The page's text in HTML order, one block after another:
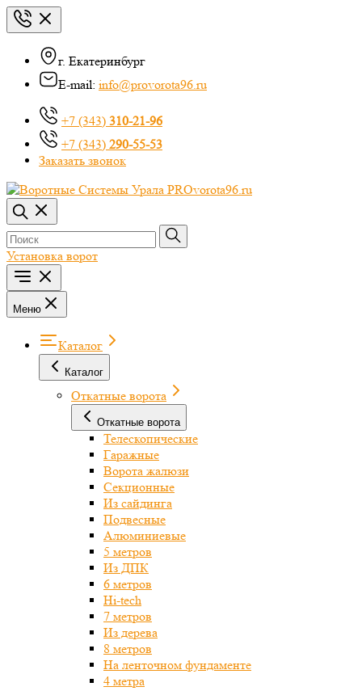
г. Екатеринбург
E-mail: info@provorota96.ru
+7 (343) 310-21-96
+7 (343) 290-55-53
Заказать звонок
Установка ворот
Меню
Каталог
Каталог
Откатные ворота
Откатные ворота
Телескопические
Гаражные
Ворота жалюзи
Секционные
Из сайдинга
Подвесные
Алюминиевые
5 метров
Из ДПК
6 метров
Hi-tech
7 метров
Из дерева
8 метров
На ленточном фундаменте
4 метра